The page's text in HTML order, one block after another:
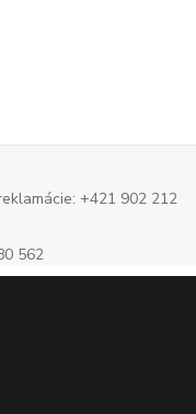
+421 902 212
562